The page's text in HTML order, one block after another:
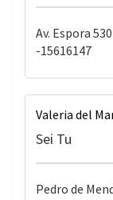
Av. Espora
-15616147
Valeria del
Sei Tu
Pedro de